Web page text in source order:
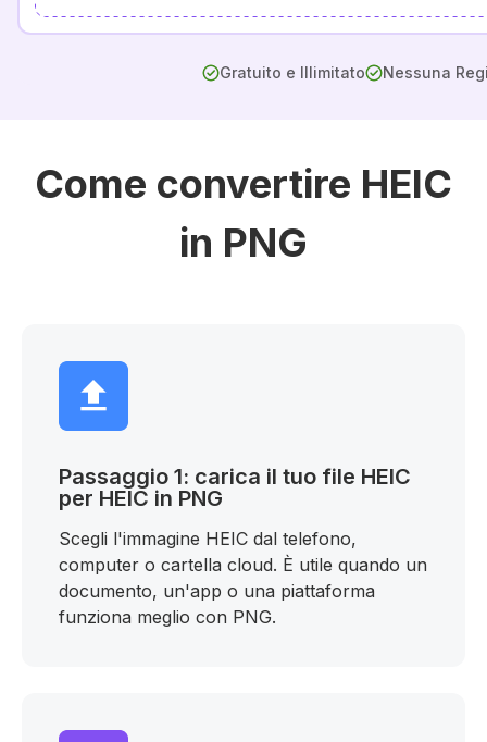
Gratuito e Illimitato Nessuna
Come convertire HEIC
in PNG
Passaggio 1: carica il tuo file HEIC
per HEIC in PNG
Scegli l'immagine HEIC dal telefono,
computer o cartella cloud. È utile quando un
documento, un'app o una piattaforma
funziona meglio con PNG.